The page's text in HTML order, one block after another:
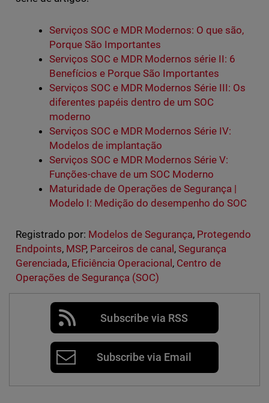
Serviços SOC e MDR Modernos: O que são,
Porque São Importantes
Serviços SOC e MDR Modernos série II: 6
Benefícios e Porque São Importantes
Serviços SOC e MDR Modernos Série III: Os
diferentes papéis dentro de um SOC
moderno
Serviços SOC e MDR Modernos Série IV:
Modelos de implantação
Serviços SOC e MDR Modernos Série V:
Funções-chave de um SOC Moderno
Maturidade de Operações de Segurança |
Modelo I: Medição do desempenho do SOC
Registrado por: Modelos de Segurança, Protegendo
Endpoints, MSP, Parceiros de canal ,Segurança
Gerenciada, Eficiência Operacional , Centro de
Operações de Segurança (SOC)
Subscribe via RSS
Subscribe via Email